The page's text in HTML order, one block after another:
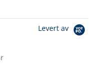
Levert av